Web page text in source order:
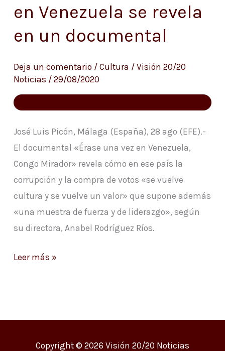
en Venezuela se revela
en un documental
Deja un comentario / Cultura / Visión 20/20
Noticias / 29/08/2020
José Luis Picón, Málaga (España), 28 ago (EFE).-
El documental «Érase una vez en Venezuela,
Congo Mirador» revela cómo en ese país la
corrupción y la compra de votos «se vuelve
cultura y se vuelve un valor» que supone además
«una muestra de fuerza y de liderazgo», según
su directora, Anabel Rodríguez Ríos.
en
valor
Venezuela
revela
un
documental
Leer más »
Copyright © 2026 Visión 20/20 Noticias